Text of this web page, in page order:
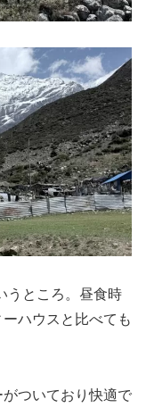
うところ。昼食時
ハウスと比べても
ついており快適で